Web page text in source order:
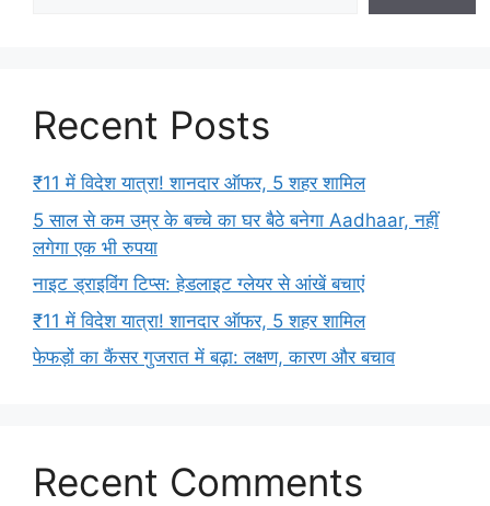
Recent Posts
₹11 में विदेश यात्रा! शानदार ऑफर, 5 शहर शामिल
5 साल से कम उम्र के बच्चे का घर बैठे बनेगा Aadhaar, नहीं
लगेगा एक भी रुपया
नाइट ड्राइविंग टिप्स: हेडलाइट ग्लेयर से आंखें बचाएं
₹11 में विदेश यात्रा! शानदार ऑफर, 5 शहर शामिल
फेफड़ों का कैंसर गुजरात में बढ़ा: लक्षण, कारण और बचाव
Recent Comments